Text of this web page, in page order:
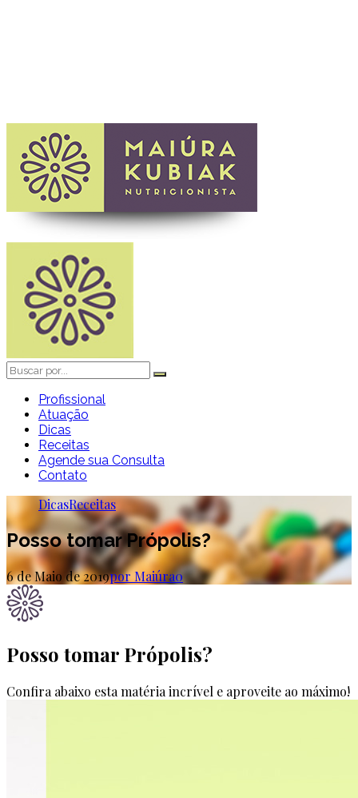
Profissional
Atuação
Dicas
Receitas
Agende sua Consulta
Contato
DicasReceitas
Posso tomar Própolis?
6 de Maio de 2019por Maiúra0
Posso tomar Própolis?
Confira abaixo esta matéria incrível e aproveite ao máximo!